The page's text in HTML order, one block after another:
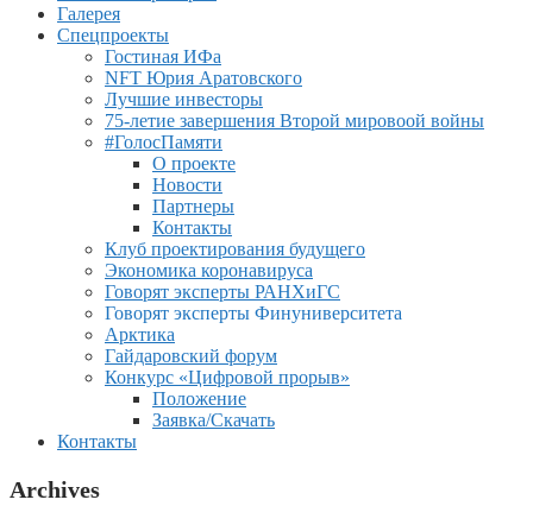
Галерея
Спецпроекты
Гостиная ИФа
NFT Юрия Аратовского
Лучшие инвесторы
75-летие завершения Второй мировоой войны
#ГолосПамяти
О проекте
Новости
Партнеры
Контакты
Клуб проектирования будущего
Экономика коронавируса
Говорят эксперты РАНХиГС
Говорят эксперты Финуниверситета
Арктика
Гайдаровский форум
Конкурс «Цифровой прорыв»
Положение
Заявка/Скачать
Контакты
Archives